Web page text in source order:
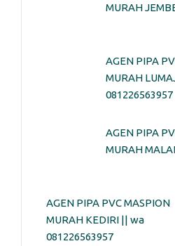
MURAH
AGEN PIPA
MURAH
081226563957
AGEN PIPA
MURAH
AGEN PIPA PVC MASPION
MURAH KEDIRI || wa
081226563957